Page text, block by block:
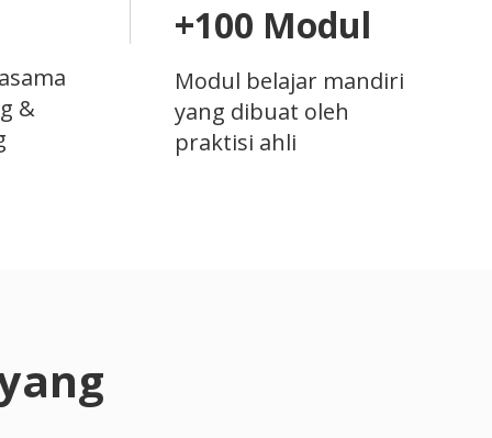
&
+100 Modul
Modul belajar mandiri
yang dibuat oleh
praktisi ahli